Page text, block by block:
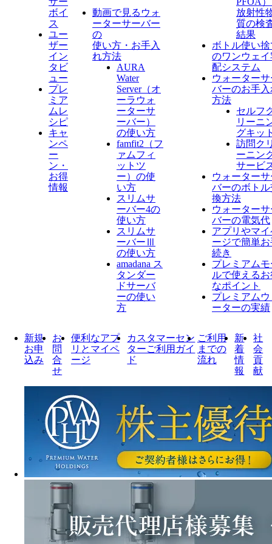
ボイ
ス
ユー
ザー
イン
タビ
ュー
プレ
ミア
ムレ
シピ
キャ
ンペ
ー
ン・
お得
情報
動画で見るウォ
ーターサーバー
の
使い方・お手入
れ方法
AURA
Water
Server​（オ
ーラウォ
ーターサ
ーバー）
の使い方
famfit2（フ
ァムフィ
ットツ
ー）の使
い方
スリムサ
ーバー4の
使い方
スリムサ
ーバーⅢ
の使い方
amadana ス
タンダー
ドサーバ
ーの使い
方
放射性
質の検
結果
ボトル使い捨
のワンウェイ
配システム
ウォーター
バーのお手入
方法
セルフ
リーニ
グキッ
訪問ク
ーニン
サービ
ウォーター
バーのボトル
換方法
ウォーター
バーの電気代
アプリやマイ
ージで簡単お
続き
プレミアムモ
ルで使える
なポイント
プレミアムウ
ーターの実績
新規
お申
込み
お
問
合
せ
便利なアプ
リとマイペ
ージ
カスタマーセン
ターご利用ガイ
ド
ご利用
までの
流れ
新
着
情
報
社
会
貢
献